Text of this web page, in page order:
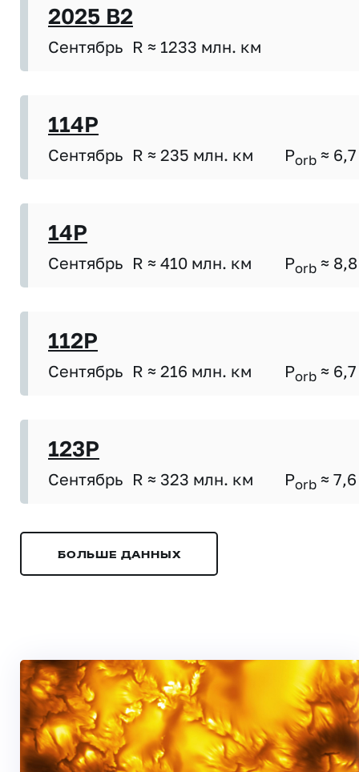
2025 B2
Сентябрь R ≈ 1233 млн. км
114P
Сентябрь R ≈ 235 млн. км Porb ≈ 6,7
14P
Сентябрь R ≈ 410 млн. км Porb ≈ 8,8
112P
Сентябрь R ≈ 216 млн. км Porb ≈ 6,7
123P
Сентябрь R ≈ 323 млн. км Porb ≈ 7,6
БОЛЬШЕ ДАННЫХ